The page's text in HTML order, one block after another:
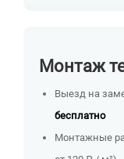
Монтаж
Выезд на
бесплатно
Монтажные